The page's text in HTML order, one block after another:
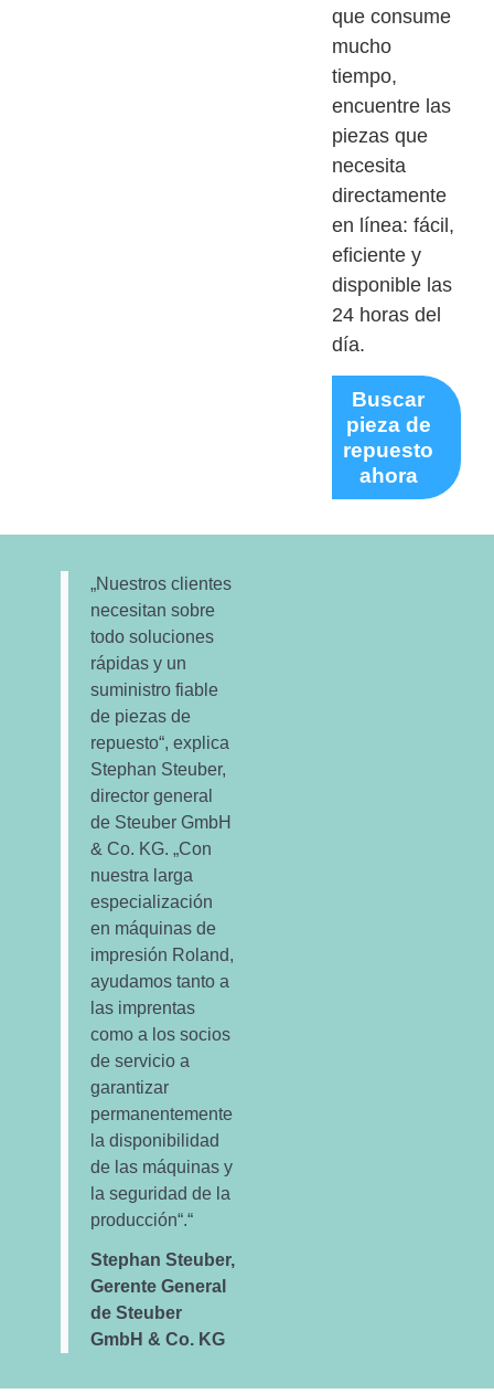
que consume
mucho
tiempo,
encuentre las
piezas que
necesita
directamente
en línea: fácil,
eficiente y
disponible las
24 horas del
día.
Buscar
pieza de
repuesto
ahora
„Nuestros clientes
necesitan sobre
todo soluciones
rápidas y un
suministro fiable
de piezas de
repuesto“, explica
Stephan Steuber,
director general
de Steuber GmbH
& Co. KG. „Con
nuestra larga
especialización
en máquinas de
impresión Roland,
ayudamos tanto a
las imprentas
como a los socios
de servicio a
garantizar
permanentemente
la disponibilidad
de las máquinas y
la seguridad de la
producción“.“
Stephan Steuber,
Gerente General
de Steuber
GmbH & Co. KG